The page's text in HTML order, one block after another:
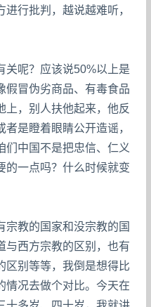
行批判，越说越难听，
关呢？应该说50%以上是
假冒伪劣商品、有毒食品
上，别人扶他起来，他反
是瞪着眼睛公开造谣，
们中国不是把忠信、仁义
的一点吗？什么时候就变
宗教的国家和没宗教的国
与西方宗教的区别，也有
区别等等，我倒是想得比
情况去做个对比。今天在